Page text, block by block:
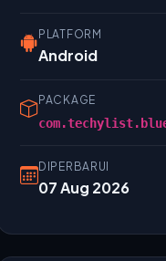
PLATFORM
Android
PACKAGE
DIPERBARUI
07 Aug 2026